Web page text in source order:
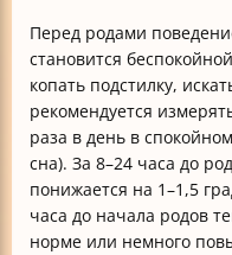
Перед родами
становится
копать подстилку,
рекомендуется
раза в день в
сна). За 8–24 часа до
понижается на 1–1,5
часа до начала родов
норме или немного